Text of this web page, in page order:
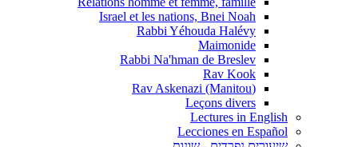
Israel et les nations, Bnei Noah
Rabbi Yéhouda Halévy
Maimonide
Rabbi Na'hman de Breslev
Rav Kook
(Rav Askenazi (Manitou
Leçons divers
Lectures in English
Lecciones en Español